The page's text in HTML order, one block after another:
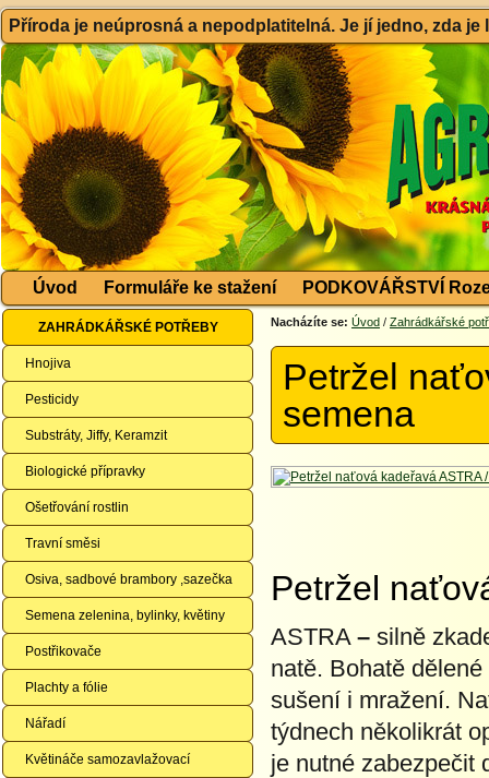
Příroda je neúprosná a nepodplatitelná. Je jí jedno, zda
Úvod Formuláře ke stažení PODKOVÁŘSTVÍ
ZAHRÁDKÁŘSKÉ POTŘEBY
Hnojiva
Pesticidy
Substráty, Jiffy, Keramzit
Biologické přípravky
Ošetřování rostlin
Travní směsi
Osiva, sadbové brambory ,sazečka
Semena zelenina, bylinky, květiny
Postřikovače
Plachty a fólie
Nářadí
Květináče samozavlažovací
Nacházíte se: Úvod / Zahrádkářské
Petržel
semena
Petržel
ASTRA – silně
natě. Bohatě
sušení i mražení.
týdnech několikrát
je nutné zabezpečit